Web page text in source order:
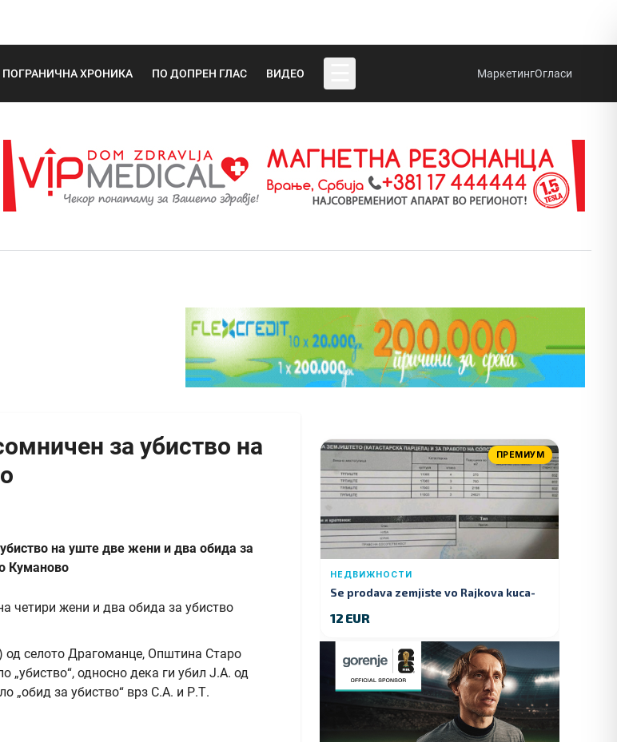
ПОГРАНИЧНА ХРОНИКА ПО ДОПРЕН ГЛАС ВИДЕО МаркетингОгласи
за убиство на
на уште две жени и два обида за
Куманово
од селото Драгоманце, Општина Старо
„убиство“, односно дека ги убил Ј.А. од
„обид за убиство“ врз С.А. и Р.Т.
ПРЕМИУМ
НЕДВИЖНОСТИ
Se prodava zemjiste vo Rajkova kuca-
12 EUR